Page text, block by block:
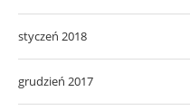
styczeń 2018
grudzień 2017